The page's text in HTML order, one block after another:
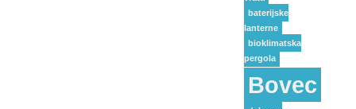
baterijske
lanterne
bioklimatska
pergola
Bovec